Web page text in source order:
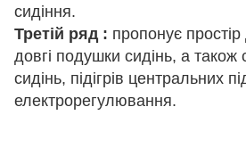
сидіння.
Третій ряд : пропонує
довгі подушки сидінь, а також
сидінь, підігрів центральних
електрорегулювання.